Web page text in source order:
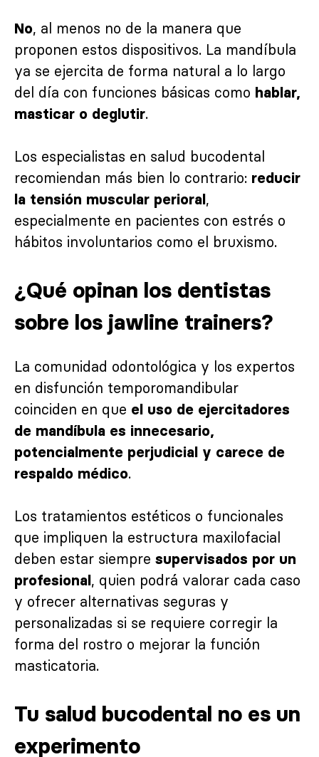
No, al menos no de la manera que
proponen estos dispositivos. La mandíbula
ya se ejercita de forma natural a lo largo
del día con funciones básicas como hablar,
masticar o deglutir.
Los especialistas en salud bucodental
recomiendan más bien lo contrario: reducir
la tensión muscular perioral,
especialmente en pacientes con estrés o
hábitos involuntarios como el bruxismo.
¿Qué opinan los dentistas
sobre los jawline trainers?
La comunidad odontológica y los expertos
en disfunción temporomandibular
coinciden en que el uso de ejercitadores
de mandíbula es innecesario,
potencialmente perjudicial y carece de
respaldo médico.
Los tratamientos estéticos o funcionales
que impliquen la estructura maxilofacial
deben estar siempre supervisados por un
profesional, quien podrá valorar cada caso
y ofrecer alternativas seguras y
personalizadas si se requiere corregir la
forma del rostro o mejorar la función
masticatoria.
Tu salud bucodental no es un
experimento